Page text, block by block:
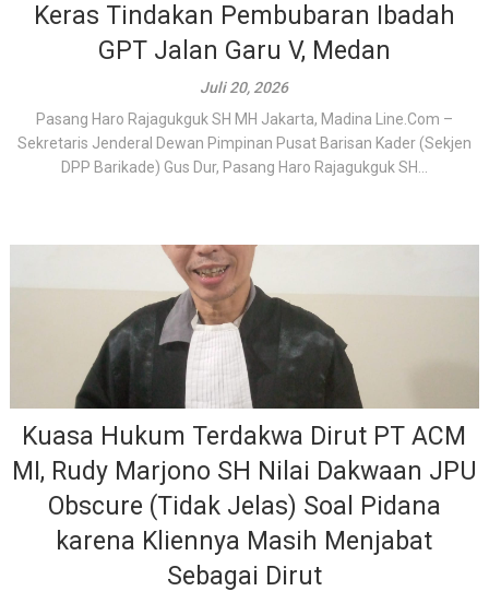
Keras Tindakan Pembubaran Ibadah
GPT Jalan Garu V, Medan
Juli 20, 2026
Pasang Haro Rajagukguk SH MH Jakarta, Madina Line.Com –
Sekretaris Jenderal Dewan Pimpinan Pusat Barisan Kader (Sekjen
DPP Barikade) Gus Dur, Pasang Haro Rajagukguk SH...
Kuasa Hukum Terdakwa Dirut PT ACM
MI, Rudy Marjono SH Nilai Dakwaan JPU
Obscure (Tidak Jelas) Soal Pidana
karena Kliennya Masih Menjabat
Sebagai Dirut